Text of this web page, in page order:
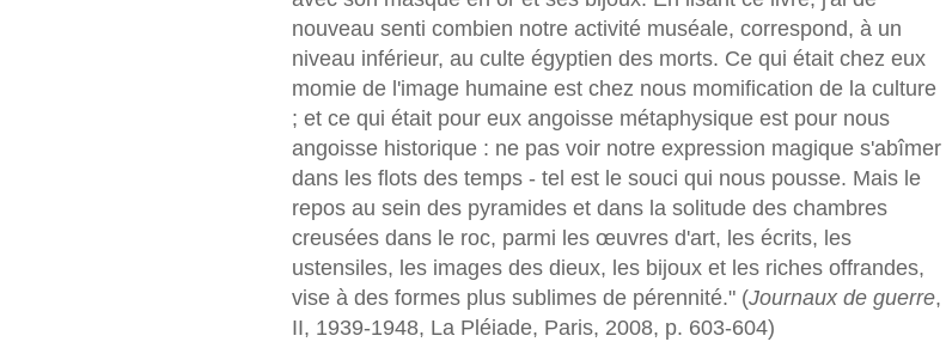
nouveau senti combien notre activité muséale, correspond, à un
niveau inférieur, au culte égyptien des morts. Ce qui était chez eux
momie de l'image humaine est chez nous momification de la culture
; et ce qui était pour eux angoisse métaphysique est pour nous
angoisse historique : ne pas voir notre expression magique s'abîmer
dans les flots des temps - tel est le souci qui nous pousse. Mais le
repos au sein des pyramides et dans la solitude des chambres
creusées dans le roc, parmi les œuvres d'art, les écrits, les
ustensiles, les images des dieux, les bijoux et les riches offrandes,
vise à des formes plus sublimes de pérennité." (Journaux de guerre,
II, 1939-1948, La Pléiade, Paris, 2008, p. 603-604)